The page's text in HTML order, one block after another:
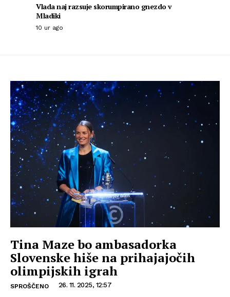
Vlada naj razsuje skorumpirano gnezdo v
Mladiki
10 ur ago
Tina Maze bo ambasadorka
Slovenske hiše na prihajajočih
olimpijskih igrah
SPROŠČENO 26. 11. 2025, 12:57